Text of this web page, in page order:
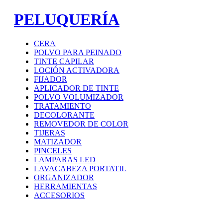
PELUQUERÍA
CERA
POLVO PARA PEINADO
TINTE CAPILAR
LOCIÓN ACTIVADORA
FIJADOR
APLICADOR DE TINTE
POLVO VOLUMIZADOR
TRATAMIENTO
DECOLORANTE
REMOVEDOR DE COLOR
TIJERAS
MATIZADOR
PINCELES
LAMPARAS LED
LAVACABEZA PORTATIL
ORGANIZADOR
HERRAMIENTAS
ACCESORIOS